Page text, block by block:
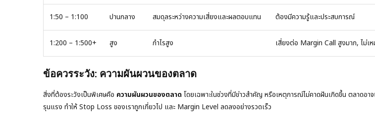
1:50 – 1:100 ปานกลาง สมดุลระหว่างความเสี่ยงและผลตอบแทน ต้องมีความรู้และประสบการณ์
1:200 – 1:500+ สูง กำไรสูง เสี่ยงต่อ Margin Call สูงมาก, ไม่เห
ข้อควรระวัง: ความผันผวนของตลาด
สิ่งที่ต้องระวังเป็นพิเศษคือ ความผันผวนของตลาด โดยเฉพาะในช่วงที่มีข่าวสำคัญ หรือเหตุการณ์ไม่คาดฝันเกิดขึ้น ตลาดอา
รุนแรง ทำให้ Stop Loss ของเราถูกเกี่ยวไป และ Margin Level ลดลงอย่างรวดเร็ว